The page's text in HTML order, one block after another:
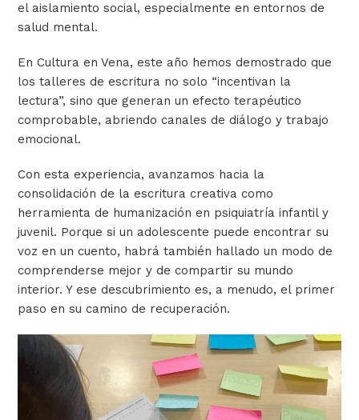
el aislamiento social, especialmente en entornos de
salud mental.
En Cultura en Vena, este año hemos demostrado que
los talleres de escritura no solo “incentivan la
lectura”, sino que generan un efecto terapéutico
comprobable, abriendo canales de diálogo y trabajo
emocional.
Con esta experiencia, avanzamos hacia la
consolidación de la escritura creativa como
herramienta de humanización en psiquiatría infantil y
juvenil. Porque si un adolescente puede encontrar su
voz en un cuento, habrá también hallado un modo de
comprenderse mejor y de compartir su mundo
interior. Y ese descubrimiento es, a menudo, el primer
paso en su camino de recuperación.